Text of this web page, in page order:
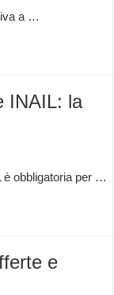
a …
INAIL: la
è obbligatoria per …
e